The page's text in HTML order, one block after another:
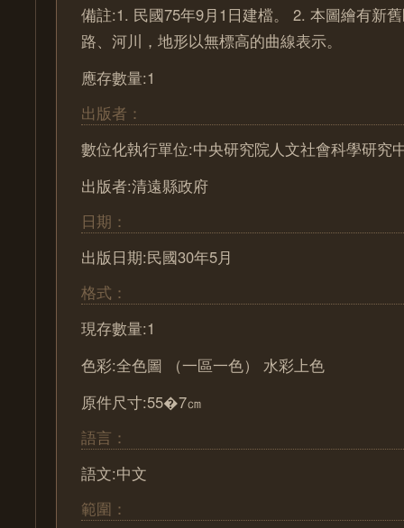
備註:1. 民國75年9月1日建檔。 2. 本圖繪有新
路、河川，地形以無標高的曲線表示。
應存數量:1
出版者：
數位化執行單位:中央研究院人文社會科學研究
出版者:清遠縣政府
日期：
出版日期:民國30年5月
格式：
現存數量:1
色彩:全色圖 （一區一色） 水彩上色
原件尺寸:55�7㎝
語言：
語文:中文
範圍：